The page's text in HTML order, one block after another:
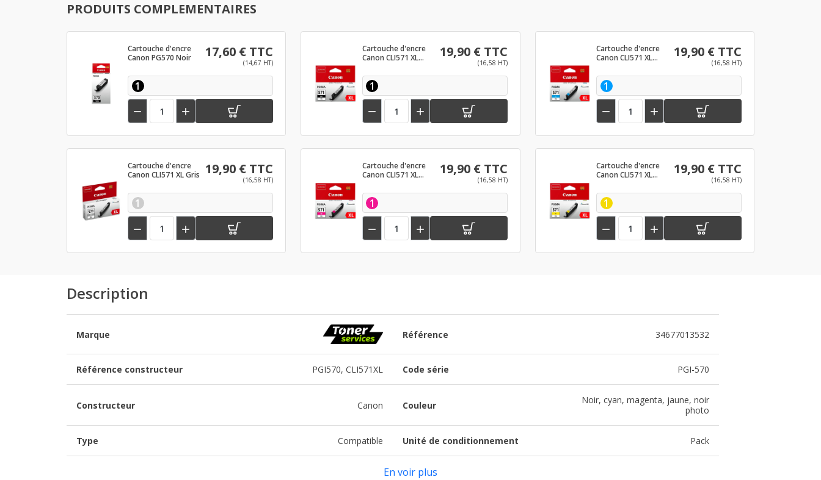
PRODUITS COMPLEMENTAIRES
Cartouche d'encre
Canon PG570 Noir
17,60 € TTC
(14,67 HT)
1
 
Cartouche d'encre
Canon CLI571 XL
19,90 € TTC
(16,58 HT)
1
 
Cartouche d'encre
Canon CLI571 XL
19,90 € TTC
(16,58 HT)
1
 
Cartouche d'encre
Canon CLI571 XL Gris
19,90 € TTC
(16,58 HT)
1
 
Cartouche d'encre
Canon CLI571 XL
19,90 € TTC
(16,58 HT)
1
 
Cartouche d'encre
Canon CLI571 XL
19,90 € TTC
(16,58 HT)
1
 
Description
Marque Référence 34677013532
Référence constructeur PGI570, CLI571XL Code série PGI-570
Constructeur Canon Couleur
Noir, cyan, magenta, jaune, noir
photo
Type Compatible Unité de conditionnement Pack
En voir plus